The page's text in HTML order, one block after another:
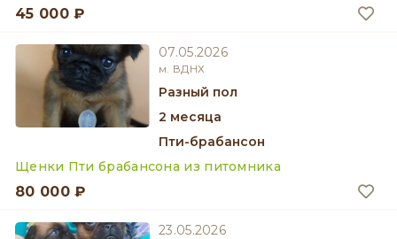
45 000 ₽
07.05.2026
м. ВДНХ
разный пол
2 месяца
Пти-брабансон
Щенки Пти брабансона из питомника
80 000 ₽
23.05.2026